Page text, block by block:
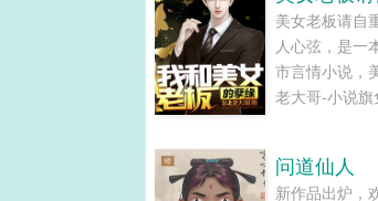
美女老板请自
人心弦，是一
市言情小说，
老大哥-小说
问道仙人
新作品出炉，